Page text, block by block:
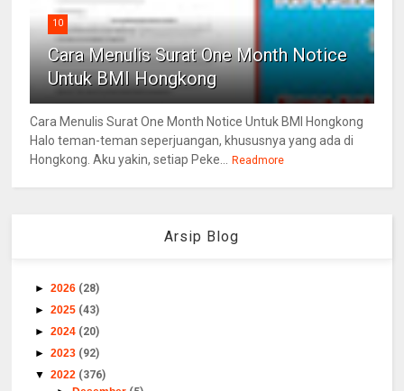
10
Cara Menulis Surat One Month Notice
Untuk BMI Hongkong
Cara Menulis Surat One Month Notice Untuk BMI Hongkong
Halo teman-teman seperjuangan, khususnya yang ada di
Hongkong. Aku yakin, setiap Peke... Readmore
Arsip Blog
►2026 (28)
►2025 (43)
►2024 (20)
►2023 (92)
▼2022 (376)